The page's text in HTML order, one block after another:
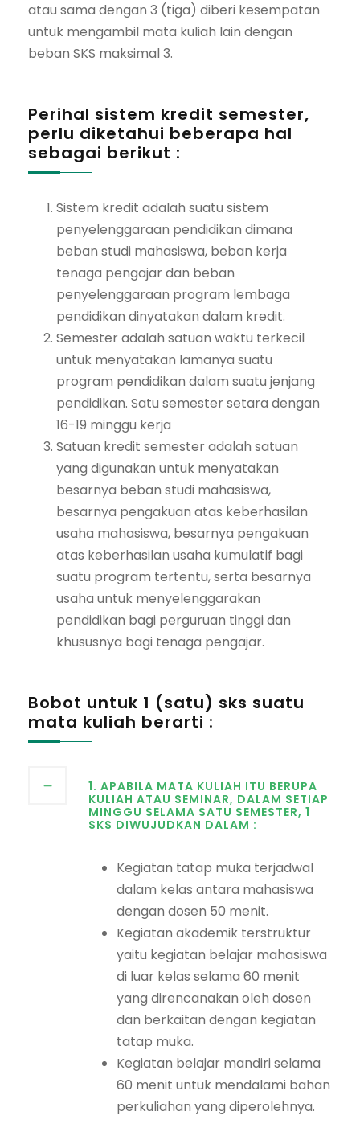
atau sama dengan 3 (tiga) diberi kesempatan
untuk mengambil mata kuliah lain dengan
beban SKS maksimal 3.
Perihal sistem kredit semester,
perlu diketahui beberapa hal
sebagai berikut :
Sistem kredit adalah suatu sistem
penyelenggaraan pendidikan dimana
beban studi mahasiswa, beban kerja
tenaga pengajar dan beban
penyelenggaraan program lembaga
pendidikan dinyatakan dalam kredit.
Semester adalah satuan waktu terkecil
untuk menyatakan lamanya suatu
program pendidikan dalam suatu jenjang
pendidikan. Satu semester setara dengan
16-19 minggu kerja
Satuan kredit semester adalah satuan
yang digunakan untuk menyatakan
besarnya beban studi mahasiswa,
besarnya pengakuan atas keberhasilan
usaha mahasiswa, besarnya pengakuan
atas keberhasilan usaha kumulatif bagi
suatu program tertentu, serta besarnya
usaha untuk menyelenggarakan
pendidikan bagi perguruan tinggi dan
khususnya bagi tenaga pengajar.
Bobot untuk 1 (satu) sks suatu
mata kuliah berarti :
1. APABILA MATA KULIAH ITU BERUPA
KULIAH ATAU SEMINAR, DALAM SETIAP
MINGGU SELAMA SATU SEMESTER, 1
SKS DIWUJUDKAN DALAM :
Kegiatan tatap muka terjadwal
dalam kelas antara mahasiswa
dengan dosen 50 menit.
Kegiatan akademik terstruktur
yaitu kegiatan belajar mahasiswa
di luar kelas selama 60 menit
yang direncanakan oleh dosen
dan berkaitan dengan kegiatan
tatap muka.
Kegiatan belajar mandiri selama
60 menit untuk mendalami bahan
perkuliahan yang diperolehnya.